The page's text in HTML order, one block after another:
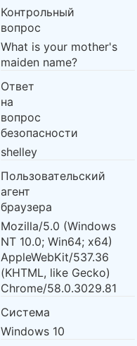
Контрольный
вопрос
What is your mother's
maiden name?
Ответ
на
вопрос
безопасности
shelley
Пользовательский
агент
браузера
Mozilla/5.0 (Windows
NT 10.0; Win64; x64)
AppleWebKit/537.36
(KHTML, like Gecko)
Chrome/58.0.3029.81
Система
Windows 10